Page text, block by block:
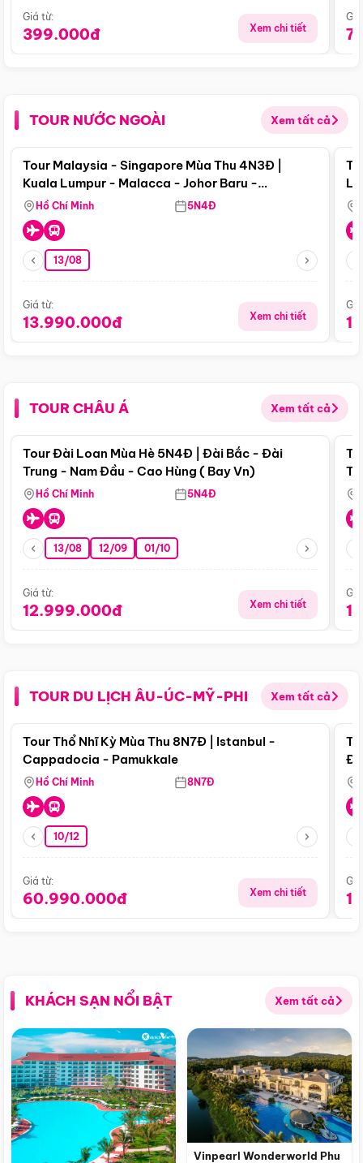
Giá từ:
399.000đ Xem chi tiết
TOUR NƯỚC NGOÀI Xem tất cả
Điểm nổi bật
Tour Malaysia - Singapore Mùa Thu 4N3Đ |
Kuala Lumpur - Malacca - Johor Baru -
Singapore
Hồ Chí Minh 5N4Đ
13/08
Giá từ:
13.990.000đ Xem chi tiết
TOUR CHÂU Á Xem tất cả
Điểm nổi bật
Tour Đài Loan Mùa Hè 5N4Đ | Đài Bắc - Đài
Trung - Nam Đầu - Cao Hùng ( Bay Vn)
Hồ Chí Minh 5N4Đ
13/08 12/09 01/10
Giá từ:
12.999.000đ Xem chi tiết
TOUR DU LỊCH ÂU-ÚC-MỸ-PHI Xem tất cả
Điểm nổi bật
Tour Thổ Nhĩ Kỳ Mùa Thu 8N7Đ | Istanbul -
Cappadocia - Pamukkale
Hồ Chí Minh 8N7Đ
10/12
Giá từ:
60.990.000đ Xem chi tiết
KHÁCH SẠN NỔI BẬT Xem tất cả
Vinpearl Wonderworld Phu